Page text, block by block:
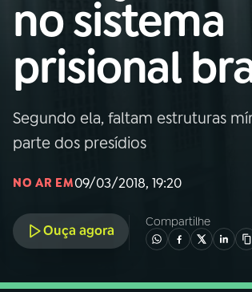
01 INÍCIO
02 A RÁDIO
03PROGRAMAÇÃO
05 PODCASTS
no sistema
prisional
Segundo ela, faltam estruturas
parte dos presídios
NO AR EM09/03/2018, 19:20
Ouça agora
Compartilhe